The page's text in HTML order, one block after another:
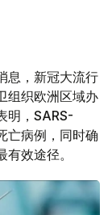
息，新冠大流行
组织欧洲区域办
明，SARS-
亡病例，同时确
效途径。